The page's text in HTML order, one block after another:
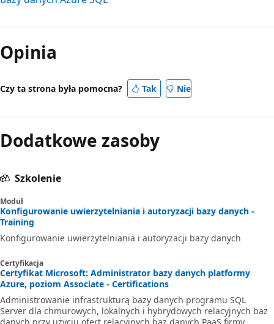
Opinia
Czy ta strona była pomocna? Tak Nie
Dodatkowe zasoby
Szkolenie
Moduł
Konfigurowanie uwierzytelniania i autoryzacji bazy danych -
Training
Konfigurowanie uwierzytelniania i autoryzacji bazy danych
Certyfikacja
Certyfikat Microsoft: Administrator bazy danych platformy
Azure, poziom Associate - Certifications
Administrowanie infrastrukturą bazy danych programu SQL
Server dla chmurowych, lokalnych i hybrydowych relacyjnych baz
danych przy użyciu ofert relacyjnych baz danych PaaS firmy